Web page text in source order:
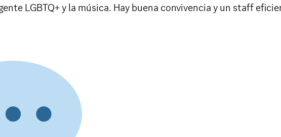
LGBTQ+ y la música. Hay buena convivencia y un staff